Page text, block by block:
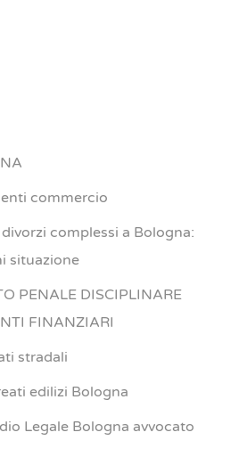
commercio
complessi a Bologna:
situazione
PENALE DISCIPLINARE
FINANZIARI
stradali
edilizi Bologna
Legale Bologna avvocato